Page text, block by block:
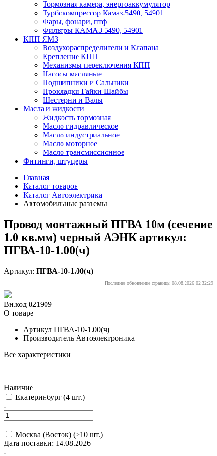
Тормозная камера, энергоаккумулятор
Турбокомпрессор Камаз-5490, 54901
Фары, фонари, птф
Фильтры КАМАЗ 5490, 54901
КПП ЯМЗ
Воздухораспределители и Клапана
Крепление КПП
Механизмы переключения КПП
Насосы масляные
Подшипники и Сальники
Прокладки Гайки Шайбы
Шестерни и Валы
Масла и жидкости
Жидкость тормозная
Масло гидравлическое
Масло индустриальное
Масло моторное
Масло трансмиссионное
Фитинги, штуцеры
Главная
Каталог товаров
Каталог Автоэлектрика
Автомобильные разъемы
Провод монтажный ПГВА 10м (сечение
1.0 кв.мм) черный АЭНК артикул:
ПГВА-10-1.00(ч)
Артикул: ПГВА-10-1.00(ч)
Последнее обновление страницы 08.08.2026 02:32:29
Вн.код 821909
О товаре
Артикул ПГВА-10-1.00(ч)
Производитель Автоэлектроника
Все характеристики
Наличие
Екатеринбург (4 шт.)
-
+
Москва (Восток) (>10 шт.)
Дата поставки: 14.08.2026
-